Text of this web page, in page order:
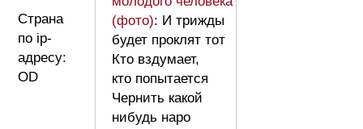
Страна
по ip-
адресу:
OD
(фото): И трижды
будет проклят тот
Кто вздумает,
кто попытается
Чернить какой
нибудь наро